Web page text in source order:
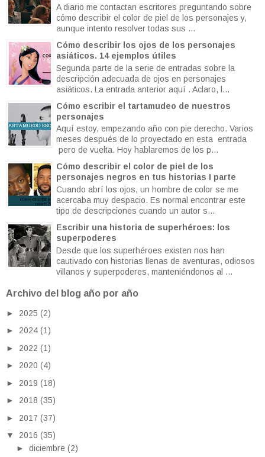
A diario me contactan escritores preguntando sobre
cómo describir el color de piel de los personajes y,
aunque intento resolver todas sus ...
Cómo describir los ojos de los personajes
asiáticos. 14 ejemplos útiles
Segunda parte de la serie de entradas sobre la
descripción adecuada de ojos en personajes
asiáticos. La entrada anterior aquí . Aclaro, l...
Cómo escribir el tartamudeo de nuestros
personajes
Aquí estoy, empezando año con pie derecho. Varios
meses después de lo proyectado en esta entrada
pero de vuelta. Hoy hablaremos de los p...
Cómo describir el color de piel de los
personajes negros en tus historias I parte
Cuando abrí los ojos, un hombre de color se me
acercaba muy despacio. Es normal encontrar este
tipo de descripciones cuando un autor s...
Escribir una historia de superhéroes: los
superpoderes
Desde que los superhéroes existen nos han
cautivado con historias llenas de aventuras, odiosos
villanos y superpoderes, manteniéndonos al ...
Archivo del blog año por año
► 2025 (2)
► 2024 (1)
► 2022 (1)
► 2020 (4)
► 2019 (18)
► 2018 (35)
► 2017 (37)
▼
2016 (35)
► diciembre (2)